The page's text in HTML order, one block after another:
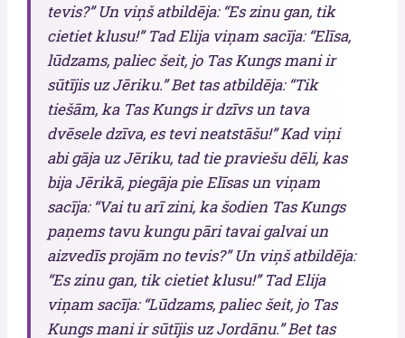
tevis?” Un viņš atbildēja: “Es zinu gan, tik
cietiet klusu!” Tad Elija viņam sacīja: “Elīsa,
lūdzams, paliec šeit, jo Tas Kungs mani ir
sūtījis uz Jēriku.” Bet tas atbildēja: “Tik
tiešām, ka Tas Kungs ir dzīvs un tava
dvēsele dzīva, es tevi neatstāšu!” Kad viņi
abi gāja uz Jēriku, tad tie praviešu dēli, kas
bija Jērikā, piegāja pie Elīsas un viņam
sacīja: “Vai tu arī zini, ka šodien Tas Kungs
paņems tavu kungu pāri tavai galvai un
aizvedīs projām no tevis?” Un viņš atbildēja:
“Es zinu gan, tik cietiet klusu!” Tad Elija
viņam sacīja: “Lūdzams, paliec šeit, jo Tas
Kungs mani ir sūtījis uz Jordānu.” Bet tas